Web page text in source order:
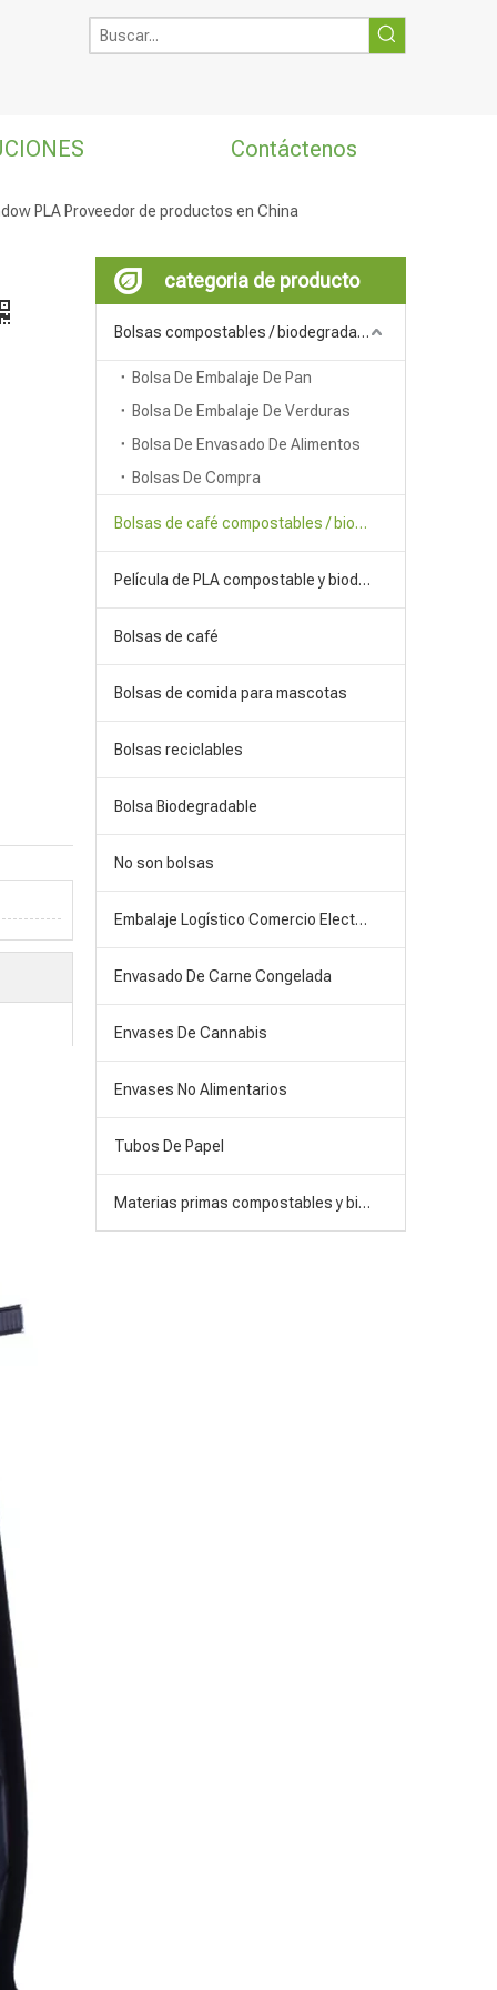
Contáctenos
PLA Proveedor de productos en China
categoria de producto
Bolsas compostables / biodegradables
Bolsa De Embalaje De Pan
Bolsa De Embalaje De Verduras
Bolsa De Envasado De Alimentos
Bolsas De Compra
Bolsas de café compostables / biodegradables
Película de PLA compostable y biodegradable
Bolsas de café
Bolsas de comida para mascotas
Bolsas reciclables
Bolsa Biodegradable
No son bolsas
Embalaje Logístico Comercio Electrónico
Envasado De Carne Congelada
Envases De Cannabis
Envases No Alimentarios
Tubos De Papel
Materias primas compostables y biodegradables